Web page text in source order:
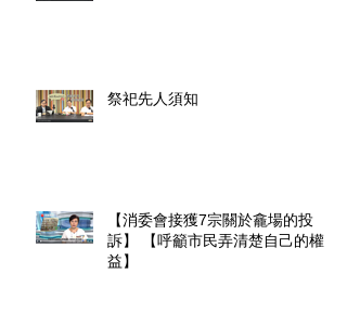
祭祀先人須知
【消委會接獲7宗關於龕場的投
訴】 【呼籲市民弄清楚自己的權
益】